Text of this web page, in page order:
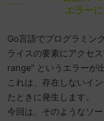
エラー
Go言語でプログラミン
ライスの要素にアクセ
range" というエラーが
これは、存在しないイ
たときに発生します。
今回は、そのようなソ